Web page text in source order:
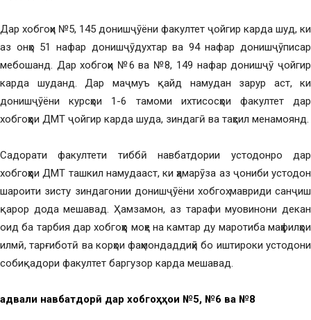
Дар хобгоҳи №5, 145 донишҷӯёни факултет ҷойгир карда шуд, ки
аз онҳо 51 нафар донишҷӯдухтар ва 94 нафар донишҷӯписар
мебошанд. Дар хобгоҳи №6 ва №8, 149 нафар донишҷӯ ҷойгир
карда шуданд. Дар маҷмуъ қайд намудан зарур аст, ки
донишҷӯёни курсҳои 1-6 тамоми ихтисосҳои факултет дар
хобгоҳҳои ДМТ ҷойгир карда шуда, зиндагӣ ва таҳсил менамоянд.
Садорати факултети тиббӣ навбатдории устодонро дар
хобгоҳҳои ДМТ ташкил намудааст, ки ҳамарӯза аз ҷониби устодон
шароити зисту зиндагонии донишҷӯёни хобгоҳ мавриди санҷиш
қарор дода мешавад. Ҳамзамон, аз тарафи муовинони декан
оид ба тарбия дар хобгоҳҳо моҳе на камтар ду маротиба маҳфилҳои
илмӣ, тарғиботӣ ва корҳои фаҳмондаддиҳӣ бо иштироки устодони
собиқадори факултет баргузор карда мешавад.
Ҷадвали навбатдорӣ дар хобгоҳҳои №5, №6 ва №8